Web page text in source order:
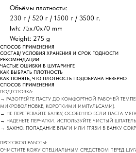
Объёмы плотности:
230 г / 520 г / 1500 г / 3500 г.
lwh: 75x70x70 mm
Weight: 275 g
СПОСОБ ПРИМЕНЕНИЯ
СОСТАВ/ УСЛОВИЯ ХРАНЕНИЯ И СРОК ГОДНОСТИ
РЕКОМЕНДАЦИИ
ЧАСТЫЕ ОШИБКИ В ШУГАРИНГЕ
КАК ВЫБРАТЬ ПЛОТНОСТЬ
КАК ПОНЯТЬ, ЧТО ПЛОТНОСТЬ ПОДОБРАНА НЕВЕРНО
СПОСОБ ПРИМЕНЕНИЯ
ПОДГОТОВКА:
→ РАЗОГРЕЙТЕ ПАСТУ ДО КОМФОРТНОЙ РАБОЧЕЙ
МИКРОВОЛНОВКЕ, КОРОТКИМИ ИМПУЛЬСАМИ).
→ НЕ ПЕРЕГРЕВАЙТЕ БАНКУ, ОСОБЕННО ЕСЛИ ПАСТА
→ НАДЕНЬТЕ ПЕРЧАТКИ. ИСПОЛЬЗУЙТЕ ЧИСТЫЙ
→ ВАЖНО: ПОПАДАНИЕ ВЛАГИ ИЛИ ГРЯЗИ В БАНКУ
ПРОТОКОЛ РАБОТЫ:
ОЧИСТИТЕ КОЖУ СПЕЦИАЛЬНЫМ СРЕДСТВОМ ПЕРЕД